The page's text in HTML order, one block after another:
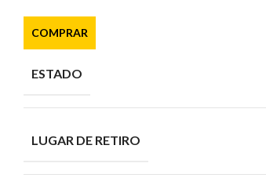
COMPRAR
ESTADO
LUGAR DE RETIRO